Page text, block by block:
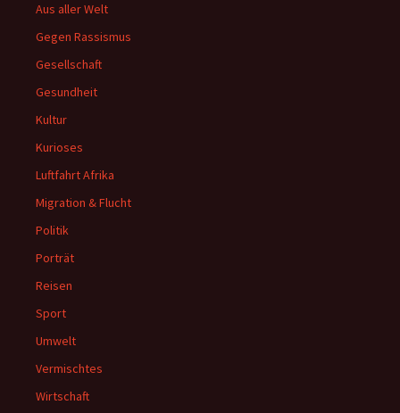
Aus aller Welt
Gegen Rassismus
Gesellschaft
Gesundheit
Kultur
Kurioses
Luftfahrt Afrika
Migration & Flucht
Politik
Porträt
Reisen
Sport
Umwelt
Vermischtes
Wirtschaft